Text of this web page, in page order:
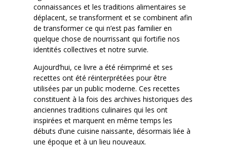
connaissances et les traditions alimentaires se
déplacent, se transforment et se combinent afin
de transformer ce qui n’est pas familier en
quelque chose de nourrissant qui fortifie nos
identités collectives et notre survie.
Aujourd’hui, ce livre a été réimprimé et ses
recettes ont été réinterprétées pour être
utilisées par un public moderne. Ces recettes
constituent à la fois des archives historiques des
anciennes traditions culinaires qui les ont
inspirées et marquent en même temps les
débuts d’une cuisine naissante, désormais liée à
une époque et à un lieu nouveaux.